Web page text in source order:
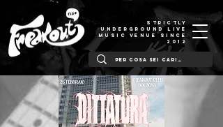
STRICTLY
UNDERGROUND LIVE
MUSIC VENUE SINCE
2012